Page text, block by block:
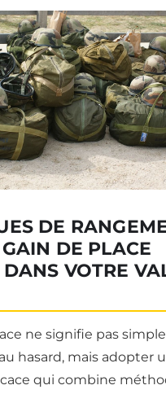
DE
DE PLACE
VOTRE
ne signifie pas
hasard, mais adopter
qui combine